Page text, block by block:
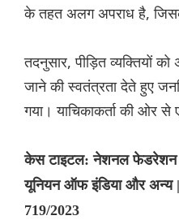
के तहत अलग अपराध है,
तदनुसार, पीड़ित व्यक्तियों को
जाने की स्वतंत्रता देते हुए
गया। याचिकाकर्ता की ओर से
केस टाइटल: नेशनल फेडरेशन
यूनियन ऑफ इंडिया और अन्य |
719/2023